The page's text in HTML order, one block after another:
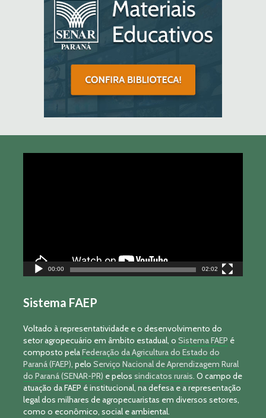
00:00 02:02
Sistema FAEP
Voltado à representatividade e o desenvolvimento do
setor agropecuário em âmbito estadual, o Sistema FAEP é
composto pelaFederação da Agricultura do Estado do
Paraná (FAEP), pelo Serviço Nacional de Aprendizagem Rural
do Paraná (SENAR-PR) e pelos sindicatos rurais. O campo de
atuação da FAEP é institucional, na defesa e a representação
legal dos milhares de agropecuaristas em diversos setores,
como o econômico, social e ambiental.